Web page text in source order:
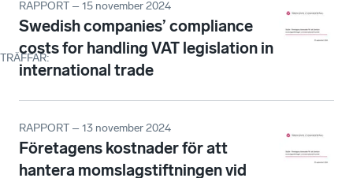
TRÄFFAR:
RAPPORT – 15 november 2024
Swedish companies’ compliance
costs for handling VAT legislation in
international trade
RAPPORT – 13 november 2024
Företagens kostnader för att
hantera momslagstiftningen vid